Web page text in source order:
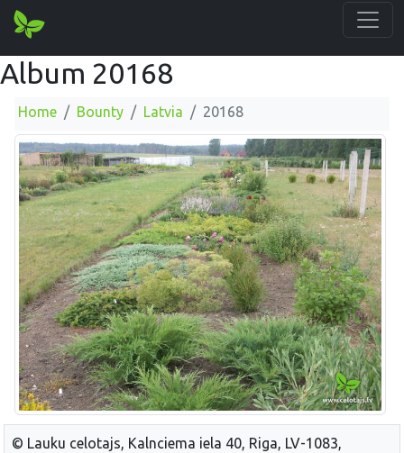
Album 20168
Home Bounty Latvia 20168
© Lauku celotajs, Kalnciema iela 40, Riga, LV-1083,